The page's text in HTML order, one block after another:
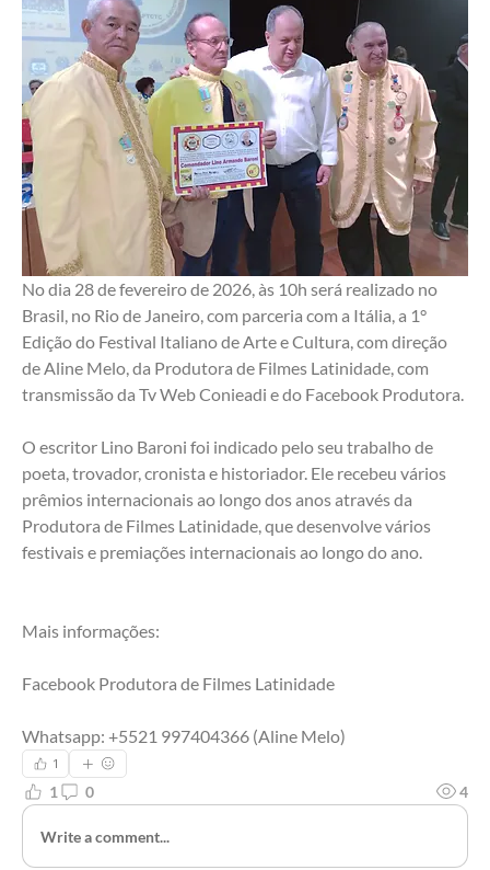
No dia 28 de fevereiro de 2026, às 10h será realizado no
Brasil, no Rio de Janeiro, com parceria com a Itália, a 1°
Edição do Festival Italiano de Arte e Cultura, com direção
de Aline Melo, da Produtora de Filmes Latinidade, com
transmissão da Tv Web Conieadi e do Facebook Produtora.
O escritor Lino Baroni foi indicado pelo seu trabalho de
poeta, trovador, cronista e historiador. Ele recebeu vários
prêmios internacionais ao longo dos anos através da
Produtora de Filmes Latinidade, que desenvolve vários
festivais e premiações internacionais ao longo do ano.
Mais informações:
Facebook Produtora de Filmes Latinidade
Whatsapp: +5521 997404366 (Aline Melo)
1
1 0 4
Write a comment...